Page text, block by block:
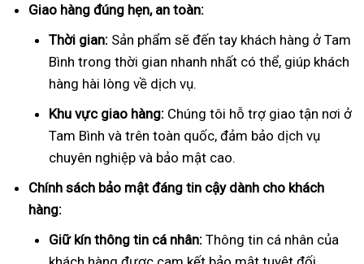
Giao hàng đúng hẹn, an toàn:
Thời gian: Sản phẩm sẽ đến tay khách hàng ở Tam
Bình trong thời gian nhanh nhất có thể, giúp khách
hàng hài lòng về dịch vụ.
Khu vực giao hàng: Chúng tôi hỗ trợ giao tận nơi ở
Tam Bình và trên toàn quốc, đảm bảo dịch vụ
chuyên nghiệp và bảo mật cao.
Chính sách bảo mật đáng tin cậy dành cho khách
hàng:
Giữ kín thông tin cá nhân: Thông tin cá nhân của